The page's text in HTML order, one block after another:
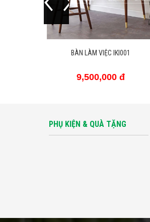
BÀN LÀM VIỆC IKI001
9,500,000 đ
PHỤ KIỆN & QUÀ TẶNG